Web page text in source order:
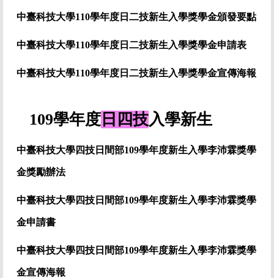
中臺科技大學110學年度日二技新生入學獎學金頒發要點
中臺科技大學110學年度日二技新生入學獎學金申請表
中臺科技大學110學年度日二技新生入學獎學金宣傳海報
109學年度 日四技入學新生
中臺科技大學四技日間部109學年度新生入學李沛霖獎學
金獎勵辦法
中臺科技大學四技日間部109學年度新生入學李沛霖獎學
金申請書
中臺科技大學四技日間部109學年度新生入學李沛霖獎學
金宣傳海報